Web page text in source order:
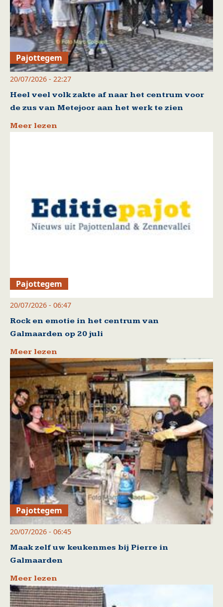
Pajottegem
20/07/2026 - 22:27
Heel veel volk zakte af naar het centrum voor
de zus van Metejoor aan het werk te zien
Meer lezen
Pajottegem
20/07/2026 - 06:47
Rock en emotie in het centrum van
Galmaarden op 20 juli
Meer lezen
Pajottegem
20/07/2026 - 06:45
Maak zelf uw keukenmes bij Pierre in
Galmaarden
Meer lezen